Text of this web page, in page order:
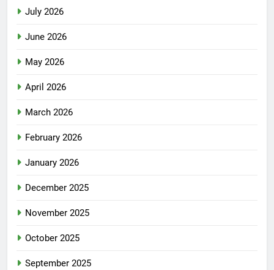
July 2026
June 2026
May 2026
April 2026
March 2026
February 2026
January 2026
December 2025
November 2025
October 2025
September 2025